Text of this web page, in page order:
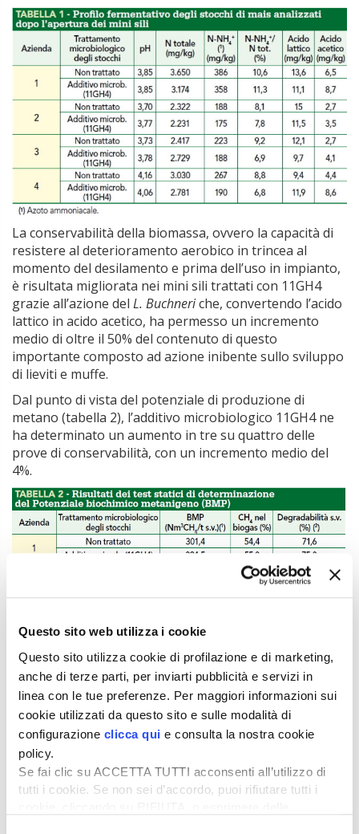
Questo sito web utilizza i cookie
Questo sito utilizza cookie di profilazione e di marketing,
anche di terze parti, per inviarti pubblicità e servizi in
linea con le tue preferenze. Per maggiori informazioni sui
cookie utilizzati da questo sito e sulle modalità di
configurazione clicca qui e consulta la nostra cookie
policy.
Se fai clic su ACCETTA TUTTI acconsenti all’utilizzo di
tutti i cookie. Se non sei d’accordo, puoi rifiutare tutti i
La conservabilità della biomassa, ovvero la capacità di
resistere al deterioramento aerobico in trincea al
momento del desilamento e prima dell’uso in impianto,
è risultata migliorata nei mini sili trattati con 11GH4
grazie all’azione del L. Buchneriche, convertendo l’acido
lattico in acido acetico, ha permesso un incremento
medio di oltre il 50% del contenuto di questo
importante composto ad azione inibente sullo sviluppo
di lieviti e muffe.
Dal punto di vista del potenziale di produzione di
metano (tabella 2), l’additivo microbiologico 11GH4 ne
ha determinato un aumento in tre su quattro delle
prove di conservabilità, con un incremento medio del
4%.
Ciò grazie all’azione di disgregazione dei legami
lignino-cellulosici degli enzimi prodotti dal metabolismo
lattico del L. Buchneri. In effetti, la degradabilità dei
solidi volatili (sostanza organica) è passata mediamente
dal valore di quasi 72% a oltre il 74%.
Residui idonei alla produzione energetica